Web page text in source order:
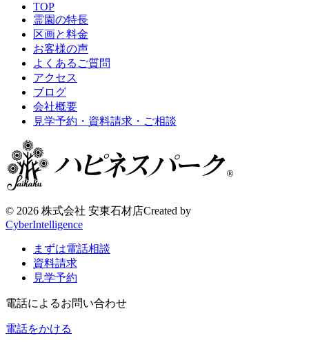
TOP
霊園の特長
区画と料金
お客様の声
よくあるご質問
アクセス
ブログ
会社概要
見学予約・資料請求・ご相談
© 2026 株式会社 安東石材店Created by
CyberIntelligence
まずは電話相談
資料請求
見学予約
電話によるお問い合わせ
電話をかける